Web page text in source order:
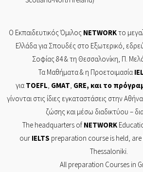
Ο Εκπαιδευτικός Όμιλος NETWORKτο
Ελλάδα για Σπουδές στο Εξωτερικό,
Σοφίας 84& τη Θεσσαλονίκη, Π.
Τα Mαθήματα & η Προετοιμασία
για TOEFL, GMAT, GRE, και το
γίνονται στις ίδιες εγκαταστάσεις στην
ζώσης και μέσω διαδικτύου –
The headquarters of NETWORK
our IELTS preparation course is held,
Thessaloniki.
All preparation Courses in